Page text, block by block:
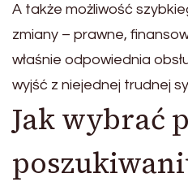
A także możliwość
zmiany – prawne,
właśnie odpowiednia
wyjść z niejednej trudnej
Jak wybrać